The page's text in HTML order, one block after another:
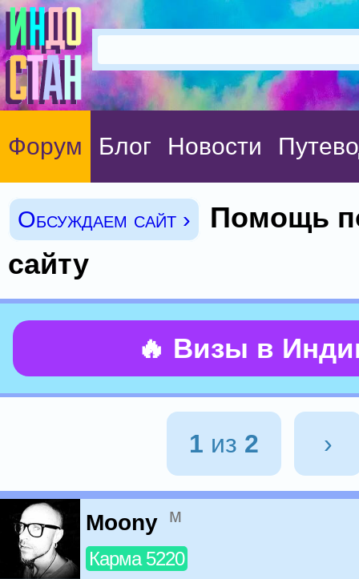
Форум Блог Новости
Обсуждаем сайт ›
Помощь
сайту
🔥 Визы в
1 из 2 ›
Moony м
Карма 5220